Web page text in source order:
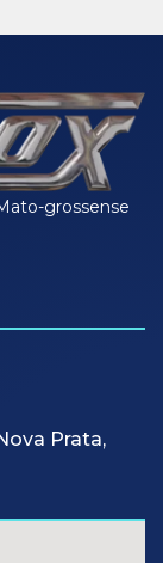
grossense
Prata,